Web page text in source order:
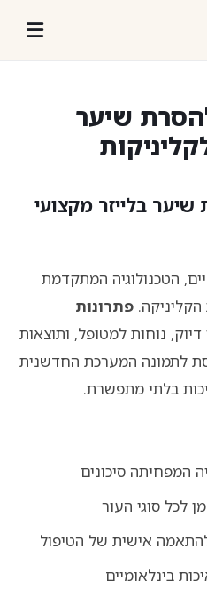
שיער
בלייזר מקצועי
הטכנולוגיה המתקדמת
פתרונות
דיוק, נוחות למטופל, ותוצאות
לתמונה המערכת החדשנית
בלתי מתפשרת.
המפחיתה סיכונים
לכל סוגי העור
אישית של הטיפול
בינלאומיים